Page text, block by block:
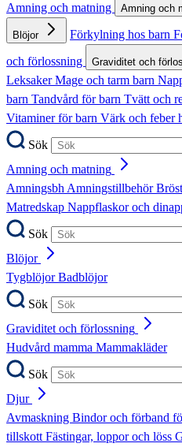
Amning och matning
Amning och
Blöjor Förkylning hos barn
och förlossning
Graviditet och
LeksakerMage och tarm barn
barn Tandvård för barn Tvätt och
Vitaminer för barn Värk och feber
Sök
Amning och matning
AmningsbhAmningstillbehör
Matredskap Nappflaskor och
Sök
Blöjor
TygblöjorBadblöjor
Sök
Graviditet och förlossning
Hudvård mamma Mammakläder
Sök
Djur
Avmaskning Bindor och förband
tillskottFästingar, loppor och löss